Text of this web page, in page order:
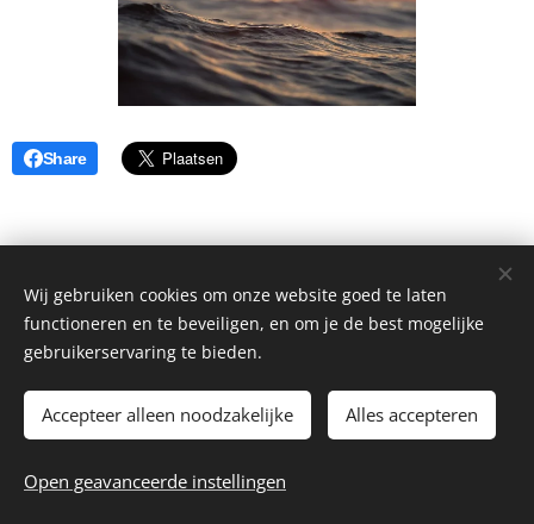
Share
Website bydry.media
Wij gebruiken cookies om onze website goed te laten
functioneren en te beveiligen, en om je de best mogelijke
gebruikerservaring te bieden.
Accepteer alleen noodzakelijke Alles accepteren
Open geavanceerde instellingen